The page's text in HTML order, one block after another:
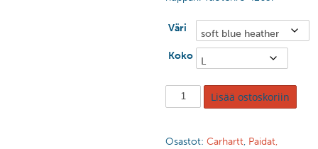
Väri
Koko
Lisää ostoskoriin
Osastot: Carhartt, Paidat,